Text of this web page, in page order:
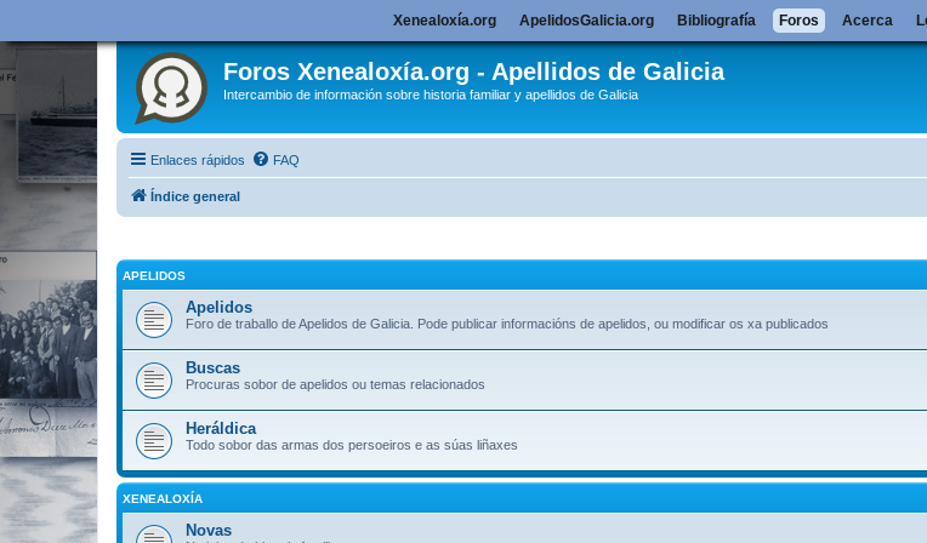
Foros Xenealoxía.org - Apellidos de Galicia
Intercambio de información sobre historia familiar y apellidos de Galicia
Enlaces rápidos FAQ
Índice general
APELIDOS
Apelidos
Foro de traballo de Apelidos de Galicia. Pode publicar informacións de apelidos, ou modificar os xa publicados
Buscas
Procuras sobor de apelidos ou temas relacionados
Heráldica
Todo sobor das armas dos persoeiros e as súas liñaxes
XENEALOXÍA
Novas
Xenealoxía.org ApelidosGalicia.org Bibliografía Foros Acerca